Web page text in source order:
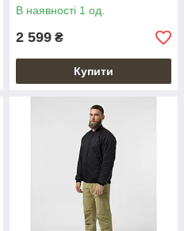
В наявності 1 од.
2 599 ₴
Купити